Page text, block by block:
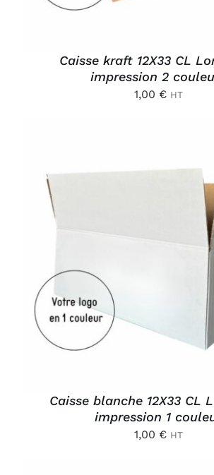
Caisse kraft 12X33 CL
impression 2
1,00 € HT
Caisse blanche 12X33 CL
impression 1
1,00 € HT